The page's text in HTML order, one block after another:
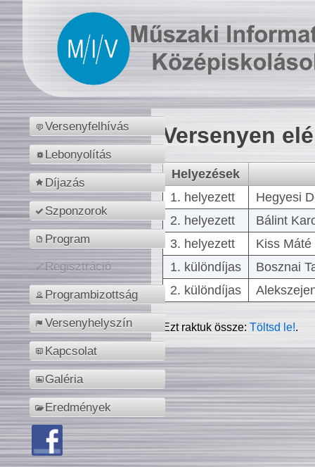
Versenyfelhívás
Lebonyolítás
Díjazás
Szponzorok
Program
Regisztráció
Programbizottság
Versenyhelyszín
Kapcsolat
Galéria
Eredmények
Versenyen
Helyezések
1. helyezett
Hegyesi
2. helyezett
Bálint
3. helyezett
Kiss
1. különdíjas
Bosznai
2. különdíjas
Ezt raktuk össze:Töltsd le!.